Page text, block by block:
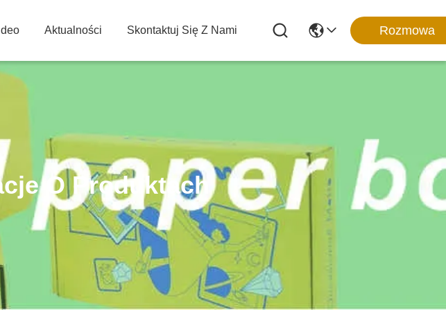
Aktualności Skontaktuj Się Z Nami Rozmowa
O Produktach